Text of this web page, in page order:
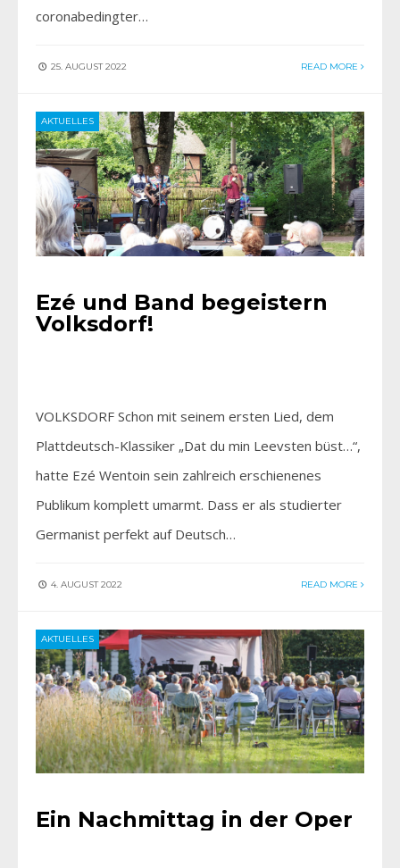
coronabedingter…
25. AUGUST 2022 READ MORE
AKTUELLES
Ezé und Band begeistern
Volksdorf!
VOLKSDORF Schon mit seinem ersten Lied, dem
Plattdeutsch-Klassiker „Dat du min Leevsten büst…“,
hatte Ezé Wentoin sein zahlreich erschienenes
Publikum komplett umarmt. Dass er als studierter
Germanist perfekt auf Deutsch…
4. AUGUST 2022 READ MORE
AKTUELLES
Ein Nachmittag in der Oper